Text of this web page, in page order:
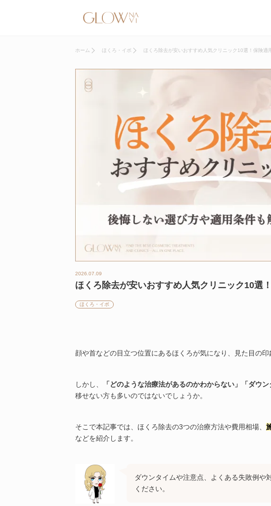
ホーム ほくろ・イボ ほくろ除去が安いおすすめ人気クリニック10選！保険適
2026.07.09
ほくろ除去が安いおすすめ人気クリニック10選
ほくろ・イボ
顔や首などの目立つ位置にあるほくろが気になり、見た目の
しかし、 「どのような治療法があるのかわからない」「ダウン
移せない方も多いのではないでしょうか。
そこで本記事では、ほくろ除去の3つの治療方法や費用相場、
などを紹介します。
ダウンタイムや注意点、よくある失敗例や
ください。